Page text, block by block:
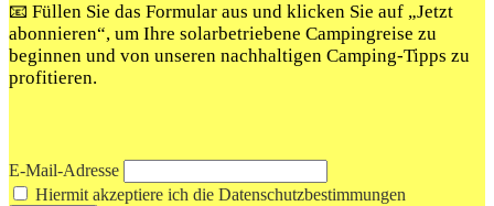
📧 Füllen Sie das Formular aus und klicken Sie auf „Jetzt
abonnieren“, um Ihre solarbetriebene Campingreise zu
beginnen und von unseren nachhaltigen Camping-Tipps zu
profitieren.
E-Mail-Adresse
Hiermit akzeptiere ich die Datenschutzbestimmungen